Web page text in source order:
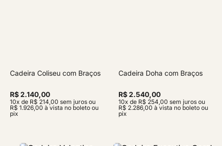
Cadeira Coliseu com Braços
R$ 2.140,00
10x de R$ 214,00 sem juros ou
R$ 1.926,00 à vista no boleto ou
pix
Cadeira Doha com Braços
R$ 2.540,00
10x de R$ 254,00 sem juros ou
R$ 2.286,00 à vista no boleto ou
pix